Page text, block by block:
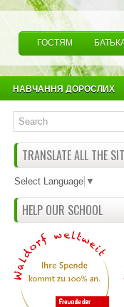
ГОСТЯМ
НАВЧАННЯ ДОРОСЛИХ
TRANSLATE ALL THE
Select Language ▼
HELP OUR SCHOOL